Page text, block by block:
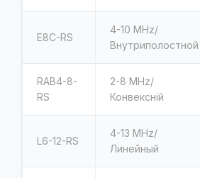
E8C-RS
4-10 MHz/
Внутриполостной
RAB4-8-
RS
2-8 MHz/
Конвексній
L6-12-RS
4-13 MHz/
Линейный